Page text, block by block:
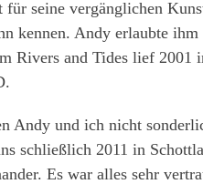
seine vergänglichen
kennen. Andy erlaubte
Rivers and Tides lief 2001
Andy und ich nicht
schließlich 2011 in
Es war alles sehr